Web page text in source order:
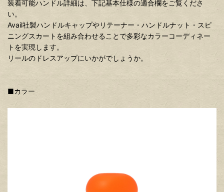
装着可能ハンドル詳細は、下記基本仕様の適合欄をご覧くださ
い。
Avail社製ハンドルキャップやリテーナー・ハンドルナット・スピ
ニングスカートを組み合わせることで多彩なカラーコーディネー
トを実現します。
リールのドレスアップにいかがでしょうか。
■カラー